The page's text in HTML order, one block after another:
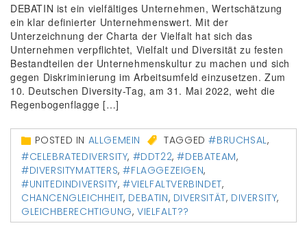
DEBATIN ist ein vielfältiges Unternehmen, Wertschätzung
ein klar definierter Unternehmenswert. Mit der
Unterzeichnung der Charta der Vielfalt hat sich das
Unternehmen verpflichtet, Vielfalt und Diversität zu festen
Bestandteilen der Unternehmenskultur zu machen und sich
gegen Diskriminierung im Arbeitsumfeld einzusetzen. Zum
10. Deutschen Diversity-Tag, am 31. Mai 2022, weht die
Regenbogenflagge […]
POSTED IN ALLGEMEIN TAGGED#BRUCHSAL,
#CELEBRATEDIVERSITY, #DDT22,#DEBATEAM,
#DIVERSITYMATTERS,#FLAGGEZEIGEN,
#UNITEDINDIVERSITY,#VIELFALTVERBINDET,
CHANCENGLEICHHEIT, DEBATIN, DIVERSITÄT, DIVERSITY,
GLEICHBERECHTIGUNG,VIELFALT??